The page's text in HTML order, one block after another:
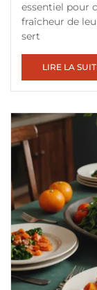
essentiel pour
fraîcheur de
sert
LIRE LA